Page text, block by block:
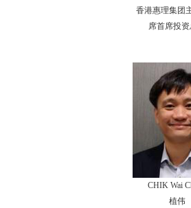
香港惠理集团
席首席投
CHIK Wai
植伟